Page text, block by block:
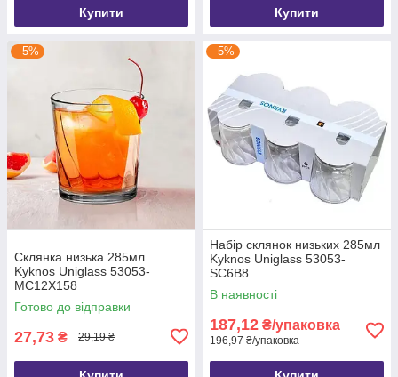
Купити Купити
–5%
Склянка низька 285мл
Kyknos Uniglass 53053-
MC12Х158
Готово до відправки
27,73 ₴ 29,19 ₴
–5%
Набір склянок низьких 285мл
Kyknos Uniglass 53053-
SC6B8
В наявності
187,12 ₴/упаковка
196,97 ₴/упаковка